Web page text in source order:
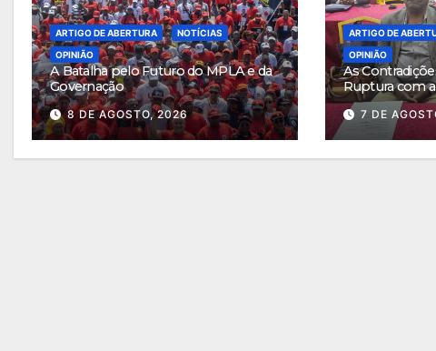
ARTIGO DE ABERTURA
NOTÍCIAS
OPINIÃO
A Batalha pelo Futuro do MPLA e da
Governação
8 DE AGOSTO, 2026
ARTIGO DE
OPINIÃO
As
Ruptura com
7 DE